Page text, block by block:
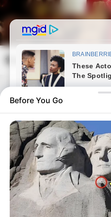
Skip
to
content
frissvilag.com
Before You Go